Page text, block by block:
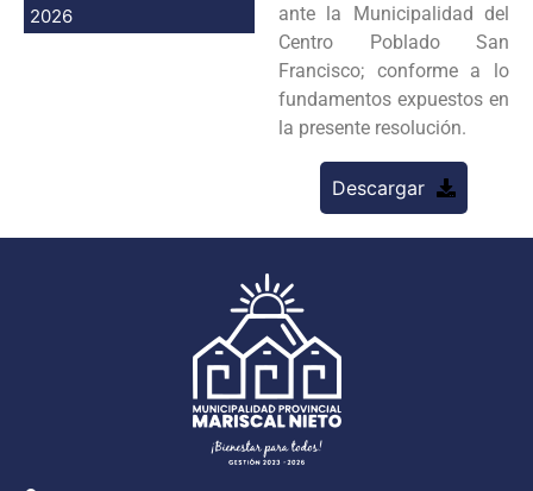
2026
ante la Municipalidad del
Centro Poblado San
Francisco; conforme a lo
fundamentos expuestos en
la presente resolución.
Descargar